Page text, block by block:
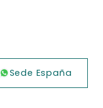
Sede España